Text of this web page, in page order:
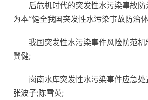
后危机时代的突发性水污染事故
为本”健全我国突发性水污染事故防治
我国突发性水污染事件风险防范
冀健;
岗南水库突发性水污染事件应急
张波子;陈雪英;